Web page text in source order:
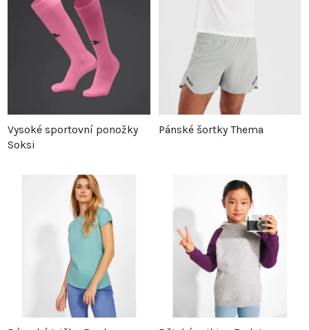
Vysoké sportovní ponožky
Soksi
Pánské šortky Thema